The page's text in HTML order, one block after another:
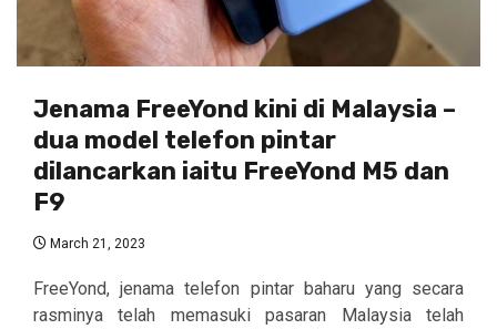
Jenama FreeYond kini di Malaysia –
dua model telefon pintar
dilancarkan iaitu FreeYond M5 dan
F9
March 21, 2023
FreeYond, jenama telefon pintar baharu yang secara
rasminya telah memasuki pasaran Malaysia telah